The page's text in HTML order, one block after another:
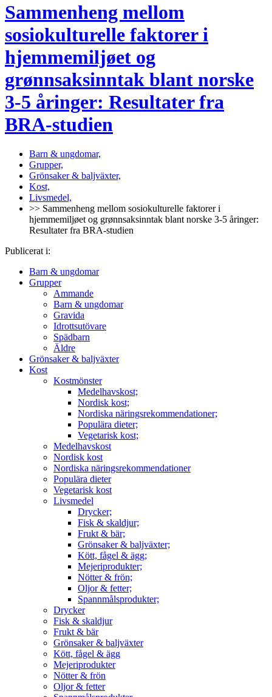
Sammenheng mellom
sosiokulturelle faktorer i
hjemmemiljøet og
grønnsaksinntak blant norske
3-5 åringer: Resultater fra
BRA-studien
Barn & ungdomar,
Grupper,
Grönsaker & baljväxter,
Kost,
Livsmedel,
>> Sammenheng mellom sosiokulturelle faktorer i
hjemmemiljøet og grønnsaksinntak blant norske 3-5 åringer:
Resultater fra BRA-studien
Publicerat i:
Barn & ungdomar
Grupper
Ammande
Barn & ungdomar
Gravida
Idrottsutövare
Spädbarn
Äldre
Grönsaker & baljväxter
Kost
Kostmönster
Medelhavskost;
Nordisk kost;
Nordiska näringsrekommendationer;
Populära dieter;
Vegetarisk kost;
Medelhavskost
Nordisk kost
Nordiska näringsrekommendationer
Populära dieter
Vegetarisk kost
Livsmedel
Drycker;
Fisk & skaldjur;
Frukt & bär;
Grönsaker & baljväxter;
Kött, fågel & ägg;
Mejeriprodukter;
Nötter & frön;
Oljor & fetter;
Spannmålsprodukter;
Drycker
Fisk & skaldjur
Frukt & bär
Grönsaker & baljväxter
Kött, fågel & ägg
Mejeriprodukter
Nötter & frön
Oljor & fetter